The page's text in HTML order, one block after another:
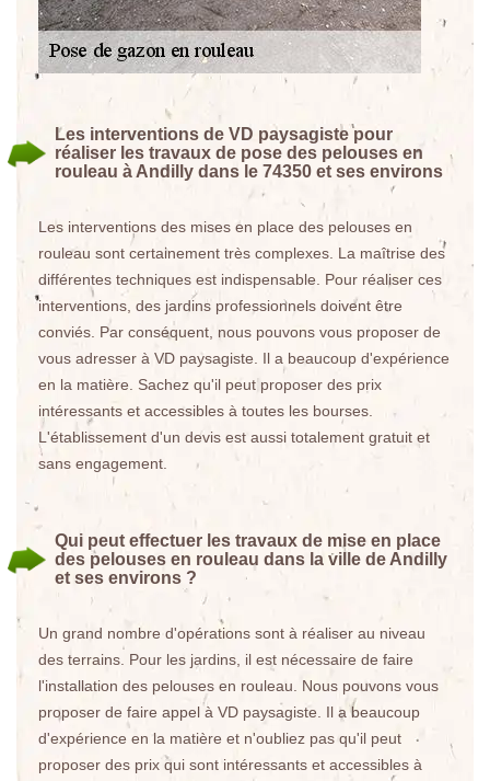
Les interventions de VD paysagiste pour
réaliser les travaux de pose des pelouses en
rouleau à Andilly dans le 74350 et ses environs
Les interventions des mises en place des pelouses en
rouleau sont certainement très complexes. La maîtrise des
différentes techniques est indispensable. Pour réaliser ces
interventions, des jardins professionnels doivent être
conviés. Par conséquent, nous pouvons vous proposer de
vous adresser à VD paysagiste. Il a beaucoup d'expérience
en la matière. Sachez qu'il peut proposer des prix
intéressants et accessibles à toutes les bourses.
L'établissement d'un devis est aussi totalement gratuit et
sans engagement.
Qui peut effectuer les travaux de mise en place
des pelouses en rouleau dans la ville de Andilly
et ses environs ?
Un grand nombre d'opérations sont à réaliser au niveau
des terrains. Pour les jardins, il est nécessaire de faire
l'installation des pelouses en rouleau. Nous pouvons vous
proposer de faire appel à VD paysagiste. Il a beaucoup
d'expérience en la matière et n'oubliez pas qu'il peut
proposer des prix qui sont intéressants et accessibles à